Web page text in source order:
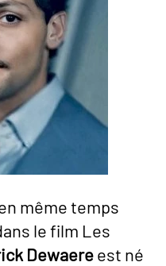
même temps
le film Les
Dewaereest né